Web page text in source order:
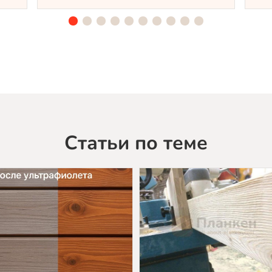
лиственницы
TV-
Статьи по теме